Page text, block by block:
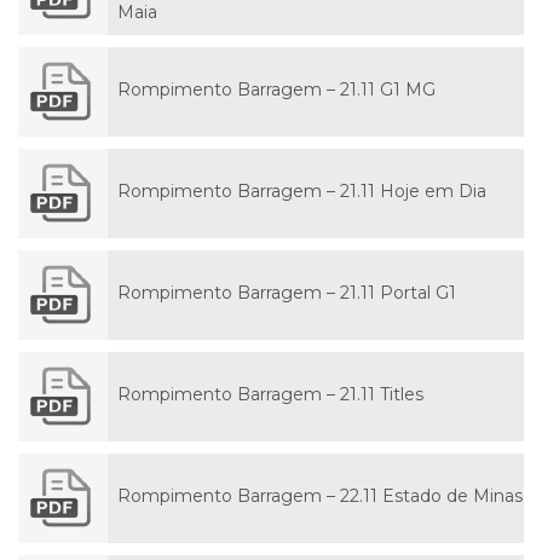
Maia
Rompimento Barragem – 21.11 G1 MG
Rompimento Barragem – 21.11 Hoje em Dia
Rompimento Barragem – 21.11 Portal G1
Rompimento Barragem – 21.11 Titles
Rompimento Barragem – 22.11 Estado de Minas